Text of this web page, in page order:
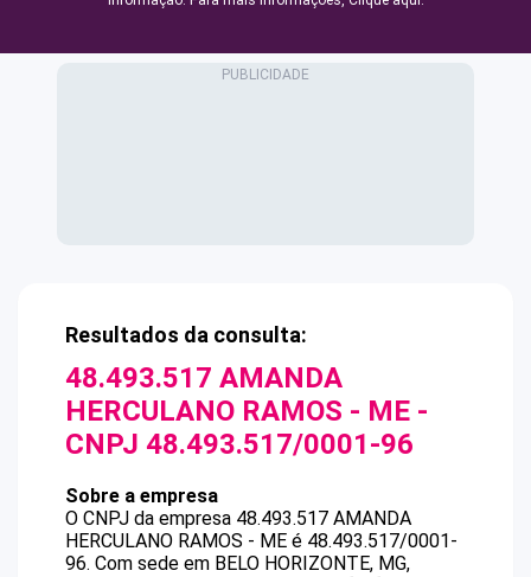
Resultados da consulta:
48.493.517 AMANDA
HERCULANO RAMOS - ME -
CNPJ 48.493.517/0001-96
Sobre a empresa
O CNPJ da empresa 48.493.517 AMANDA
HERCULANO RAMOS - ME é 48.493.517/0001-
96. Com sede em BELO HORIZONTE, MG,